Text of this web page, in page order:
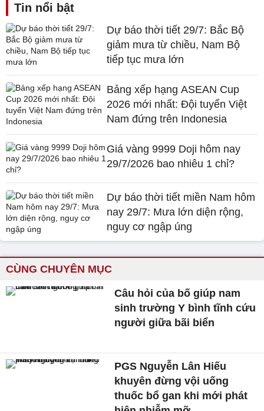
Tin nổi bật
Dự báo thời tiết 29/7: Bắc Bộ
giảm mưa từ chiều, Nam Bộ
tiếp tục mưa lớn
Bảng xếp hạng ASEAN Cup
2026 mới nhất: Đội tuyển Việt
Nam đứng trên Indonesia
Giá vàng 9999 Doji hôm nay
29/7/2026 bao nhiêu 1 chỉ?
Dự báo thời tiết miền Nam hôm
nay 29/7: Mưa lớn diện rộng,
nguy cơ ngập úng
CÙNG CHUYÊN MỤC
Câu hỏi của bố giúp nam
sinh trường Y bình tĩnh cứu
người giữa bãi biển
PGS Nguyễn Lân Hiếu
khuyên đừng vội uống
thuốc bổ gan khi mới phát